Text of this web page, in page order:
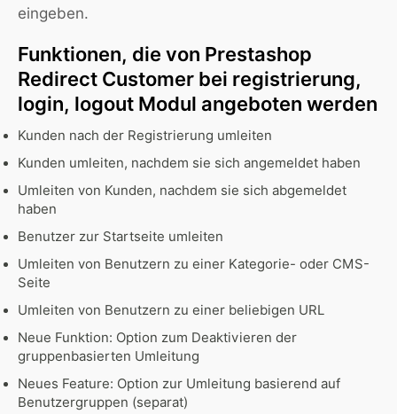
eingeben.
Funktionen, die von Prestashop
Redirect Customer bei registrierung,
login, logout Modul angeboten werden
Kunden nach der Registrierung umleiten
Kunden umleiten, nachdem sie sich angemeldet haben
Umleiten von Kunden, nachdem sie sich abgemeldet
haben
Benutzer zur Startseite umleiten
Umleiten von Benutzern zu einer Kategorie- oder CMS-
Seite
Umleiten von Benutzern zu einer beliebigen URL
Neue Funktion: Option zum Deaktivieren der
gruppenbasierten Umleitung
Neues Feature: Option zur Umleitung basierend auf
Benutzergruppen (separat)